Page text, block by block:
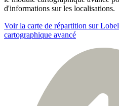
d'informations sur les localisations.
Voir la carte de répartition sur
cartographique avancé